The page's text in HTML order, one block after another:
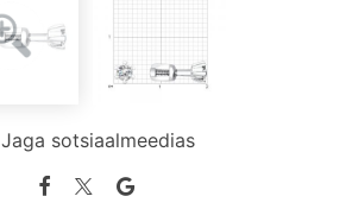
Jaga sotsiaalmeedias